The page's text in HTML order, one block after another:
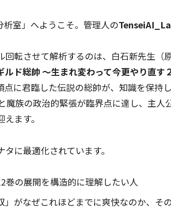
室」へようこそ。管理人の
回転させて解析するのは、白石新先生（
ルド総帥 ～生まれ変わって今更やり直
点に君臨した伝説の総帥が、知識を保持
魔族の政治的緊張が臨界点に達し、主人
ます。
に最適化されています。
巻の展開を構造的に理解したい人
」がなぜこれほどまでに爽快なのか、そ